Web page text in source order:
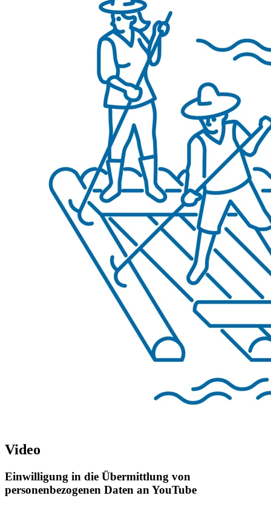
Video
Einwilligung in die Übermittlung von
personenbezogenen Daten an YouTube